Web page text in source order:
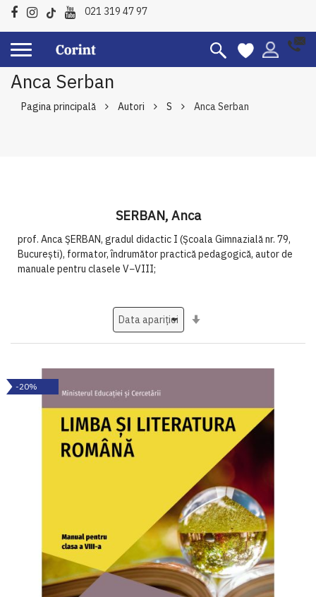
021 319 47 97
Anca Serban
Pagina principală Autori S Anca Serban
SERBAN, Anca
prof. Anca ȘERBAN, gradul didactic I (Școala Gimnazială nr. 79,
București), formator, îndrumător practică pedagogică, autor de
manuale pentru clasele V−VIII;
-20%